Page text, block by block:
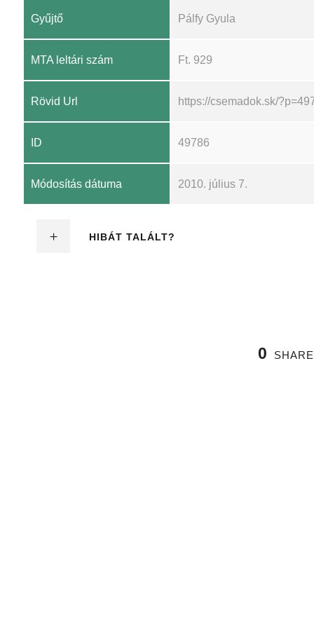
Gyűjtő Pálfy Gyula
MTA leltári szám Ft. 929
Rövid Url https://csemadok.sk/
ID 49786
Módosítás dátuma 2010. július 7.
HIBÁT TALÁLT?
0